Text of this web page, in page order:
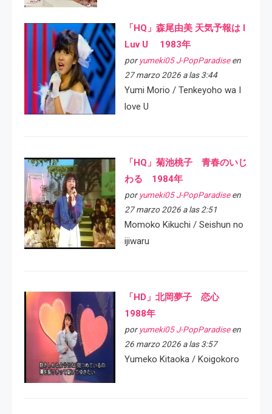
「HQ」森尾由美 天気予報は I
Luv U 1983年
por yumeki05 J-PopParadiseen
27 marzo 2026 a las 3:44
Yumi Morio / Tenkeyoho wa I
love U
「HQ」菊池桃子 青春のいじ
わる 1984年
por yumeki05 J-PopParadiseen
27 marzo 2026 a las 2:51
Momoko Kikuchi / Seishun no
ijiwaru
「HD」北岡夢子 恋心
1988年
por yumeki05 J-PopParadiseen
26 marzo 2026 a las 3:57
Yumeko Kitaoka / Koigokoro